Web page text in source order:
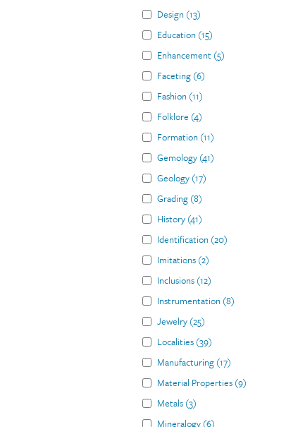
Design (13)
Education (15)
Enhancement (5)
Faceting (6)
Fashion (11)
Folklore (4)
Formation (11)
Gemology (41)
Geology (17)
Grading (8)
History (41)
Identification (20)
Imitations (2)
Inclusions (12)
Instrumentation (8)
Jewelry (25)
Localities (39)
Manufacturing (17)
Material Properties (9)
Metals (3)
Mineralogy (6)